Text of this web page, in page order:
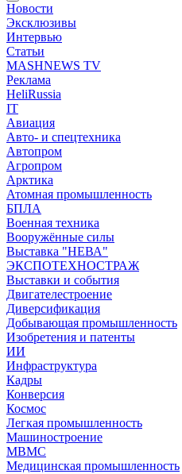
Новости
Эксклюзивы
Интервью
Статьи
MASHNEWS TV
Реклама
HeliRussia
IT
Авиация
Авто- и спецтехника
Автопром
Агропром
Арктика
Атомная промышленность
БПЛА
Военная техника
Вооружённые силы
Выставка "НЕВА"
ЭКСПОТЕХНОСТРАЖ
Выставки и события
Двигателестроение
Диверсификация
Добывающая промышленность
Изобретения и патенты
ИИ
Инфраструктура
Кадры
Конверсия
Космос
Легкая промышленность
Машиностроение
МВМС
Медицинская промышленность